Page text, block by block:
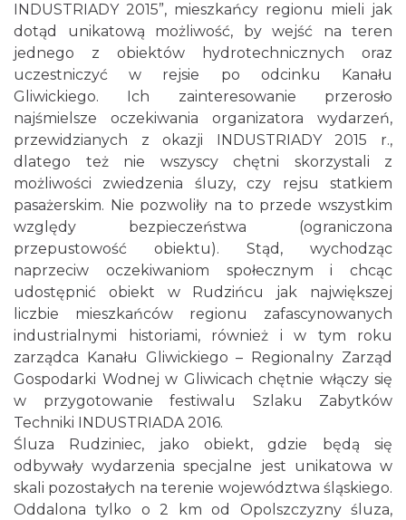
INDUSTRIADY 2015”, mieszkańcy regionu mieli jak
dotąd unikatową możliwość, by wejść na teren
jednego z obiektów hydrotechnicznych oraz
uczestniczyć w rejsie po odcinku Kanału
Gliwickiego. Ich zainteresowanie przerosło
najśmielsze oczekiwania organizatora wydarzeń,
przewidzianych z okazji INDUSTRIADY 2015 r.,
dlatego też nie wszyscy chętni skorzystali z
możliwości zwiedzenia śluzy, czy rejsu statkiem
pasażerskim. Nie pozwoliły na to przede wszystkim
względy bezpieczeństwa (ograniczona
przepustowość obiektu). Stąd, wychodząc
naprzeciw oczekiwaniom społecznym i chcąc
udostępnić obiekt w Rudzińcu jak największej
liczbie mieszkańców regionu zafascynowanych
industrialnymi historiami, również i w tym roku
zarządca Kanału Gliwickiego – Regionalny Zarząd
Gospodarki Wodnej w Gliwicach chętnie włączy się
w przygotowanie festiwalu Szlaku Zabytków
Techniki INDUSTRIADA 2016.
Śluza Rudziniec, jako obiekt, gdzie będą się
odbywały wydarzenia specjalne jest unikatowa w
skali pozostałych na terenie województwa śląskiego.
Oddalona tylko o 2 km od Opolszczyzny śluza,